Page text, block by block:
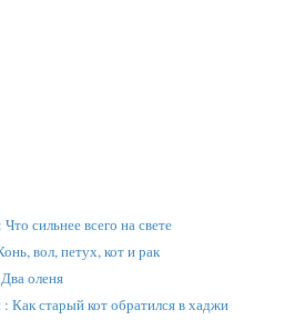
сильнее всего на свете
вол, петух, кот и рак
оленя
Как старый кот обратился в хаджи